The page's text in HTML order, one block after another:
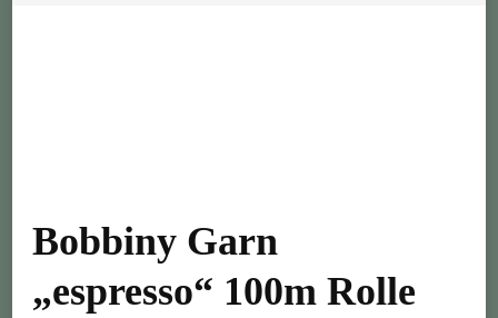
Bobbiny Garn
„espresso“ 100m Rolle